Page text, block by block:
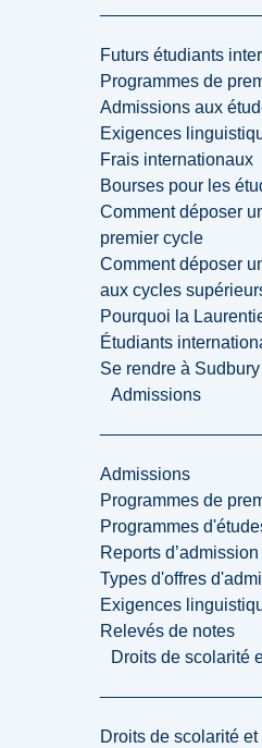
Futurs étudiants
Programmes de
Admissions aux
Exigences
Frais internationaux
Bourses pour les
Comment déposer
premier cycle
Comment déposer
aux cycles
Pourquoi la
Étudiants
Se rendre à Sudbury
Admissions
Admissions
Programmes de
Programmes
Reports d’admission
Types d'offres
Exigences
Relevés de notes
Droits de scolarité
Droits de scolarité